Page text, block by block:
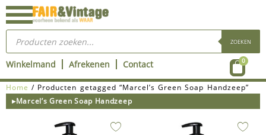
Ga
naar
inhoud
Producten
zoeken ZOEKEN
Winkelmand Afrekenen Contact 0
Home / Producten getagged “Marcel’s Green Soap Handzeep”
▸Marcel’s Green Soap Handzeep